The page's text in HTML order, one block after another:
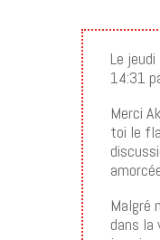
Le
14:31
Merci
toi le
Malgré
dans la